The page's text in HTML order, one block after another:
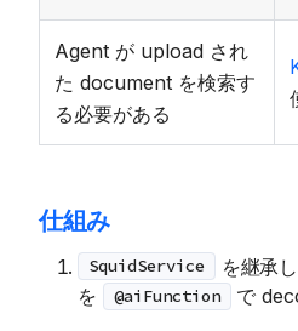
Agent が upload され
た document を検索す
る必要がある
仕組み
SquidService
を継承
を
@aiFunction で